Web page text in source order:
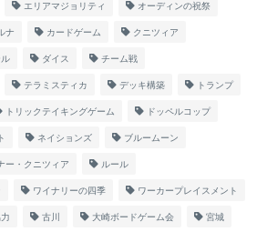
エリアマジョリティ オーディンの祝祭
ナ カードゲーム クニツィア
ダイス チーム戦
テラミスティカ デッキ構築 トランプ
トリックテイキングゲーム ドッペルコップ
ネイションズ ブルームーン
ー・クニツィア ルール
ワイナリーの四季 ワーカープレイスメント
古川 大崎ボードゲーム会 宮城